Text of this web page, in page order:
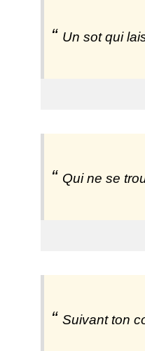
Un sot qui
Qui ne se
Suivant ton